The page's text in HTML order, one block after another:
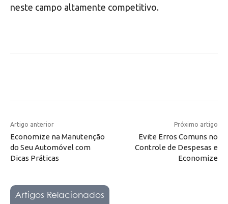
neste campo altamente competitivo.
Artigo anterior
Economize na Manutenção
do Seu Automóvel com
Dicas Práticas
Próximo artigo
Evite Erros Comuns no
Controle de Despesas e
Economize
Artigos Relacionados